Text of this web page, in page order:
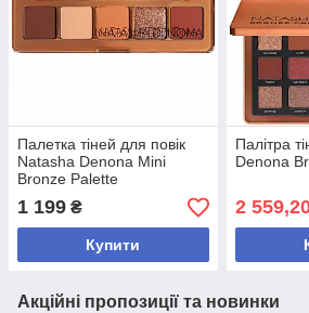
Палетка тіней для повік
Natasha Denona Mini
Bronze Palette
1 199 ₴
Купити
Палітра
Denona
2
Акційні пропозиції та новинки